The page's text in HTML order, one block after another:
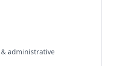
administrative